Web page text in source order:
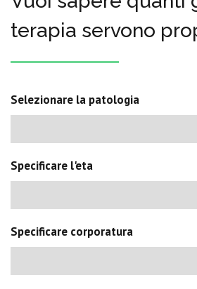
terapia servono
Selezionare la patologia
Specificare l'eta
Specificare corporatura